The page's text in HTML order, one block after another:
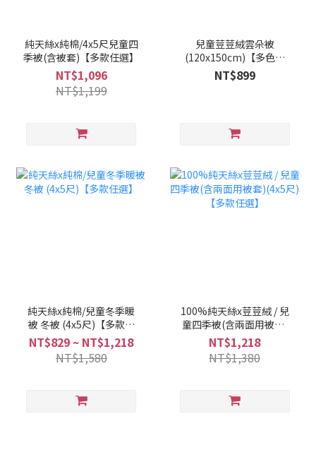
純天絲x純棉/4x5尺兒童四
季被(含被套)【多款任選】
NT$1,096
NT$1,199
兒童荳荳絨雲朵被
(120x150cm)【多色任
選】
NT$899
純天絲x純棉/兒童冬季暖
被 冬被 (4x5尺)【多款任
選】
NT$829 ~ NT$1,218
NT$1,580
100%純天絲x荳荳絨 / 兒
童四季被(含兩面用被套)
(4x5尺)【多款任選】
NT$1,218
NT$1,380